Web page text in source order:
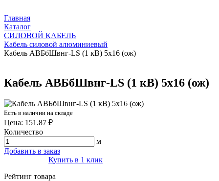
Главная
Каталог
СИЛОВОЙ КАБЕЛЬ
Кабель силовой алюминиевый
Кабель АВБбШвнг-LS (1 кВ) 5х16 (ож)
Кабель АВБбШвнг-LS (1 кВ) 5х16 (ож)
Есть в наличии на складе
Цена: 151.87 ₽
Количество
м
Добавить в заказ
Купить в 1 клик
Рейтинг товара